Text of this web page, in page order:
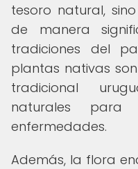
tesoro natural,
de manera
tradiciones del
plantas nativas
tradicional
naturales para
enfermedades.
Además, la flora